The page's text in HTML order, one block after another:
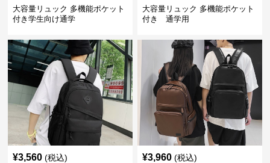
大容量リュック 多機能ポケット
付き学生向け通学
大容量リュック 多機能ポケット
付き 通学用
¥3,560 (税込) ¥3,960 (税込)